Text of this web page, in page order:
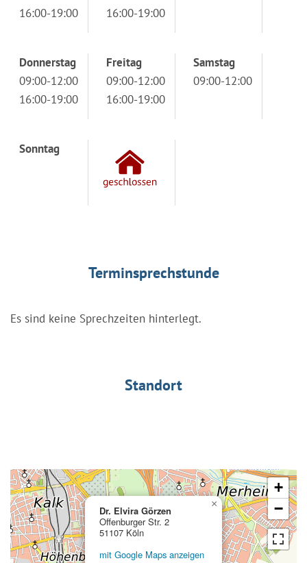
16:00-19:00
16:00-19:00
Donnerstag
09:00-12:00
16:00-19:00
Freitag
09:00-12:00
16:00-19:00
Samstag
09:00-12:00
Sonntag
Terminsprechstunde
Es sind keine Sprechzeiten hinterlegt.
Standort
Dr. Elvira Görzen
Offenburger Str. 2
51107 Köln
mit Google Maps anzeigen
×
+
−